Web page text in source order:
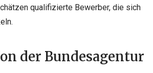
qualifizierte Bewerber, die sich
der Bundesagentur